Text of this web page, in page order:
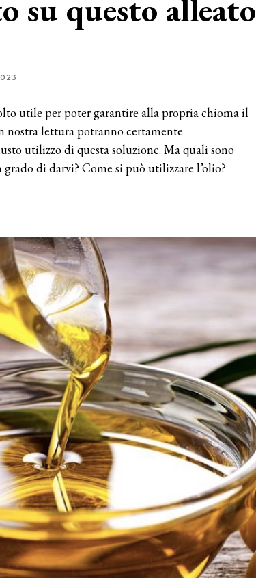
questo alleato
utile per poter garantire alla propria chioma il
nostra lettura potranno certamente
utilizzo di questa soluzione. Ma quali sono
di darvi? Come si può utilizzare l’olio?